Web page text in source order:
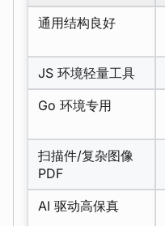
通用结构良好
JS 环境轻量工具
Go 环境专用
扫描件/复杂图像
PDF
AI 驱动高保真